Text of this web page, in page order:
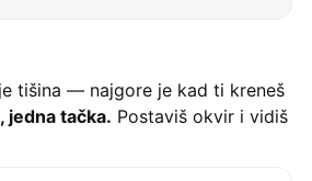
tišina — najgore je kad ti kreneš
jedna tačka. Postaviš okvir i vidiš